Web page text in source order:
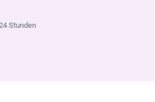
Stunden